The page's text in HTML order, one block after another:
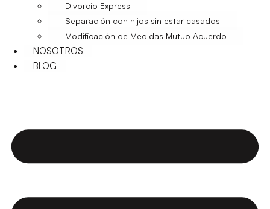
Divorcio Express
Separación con hijos sin estar casados
Modificación de Medidas Mutuo Acuerdo
NOSOTROS
BLOG